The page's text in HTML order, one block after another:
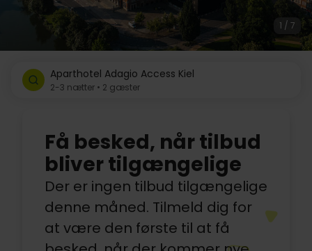
1 / 7
Aparthotel Adagio Access Kiel
2-3 nætter • 2 gæster
Få besked, når tilbud
bliver tilgængelige
Der er ingen tilbud tilgængelige
denne måned. Tilmeld dig for
at være den første til at få